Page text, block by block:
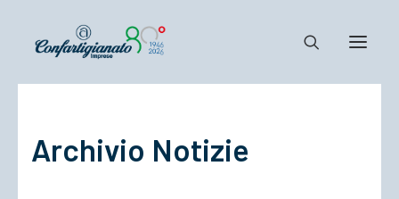
Confartigianato
Archivio Notizie